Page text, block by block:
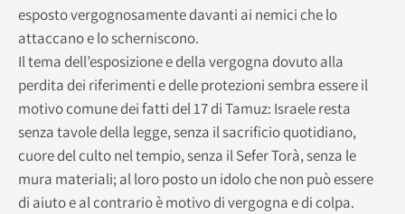
esposto vergognosamente davanti ai nemici che lo
attaccano e lo scherniscono.
Il tema dell’esposizione e della vergogna dovuto alla
perdita dei riferimenti e delle protezioni sembra essere il
motivo comune dei fatti del 17 di Tamuz: Israele resta
senza tavole della legge, senza il sacrificio quotidiano,
cuore del culto nel tempio, senza il Sefer Torà, senza le
mura materiali; al loro posto un idolo che non può essere
di aiuto e al contrario è motivo di vergogna e di colpa.